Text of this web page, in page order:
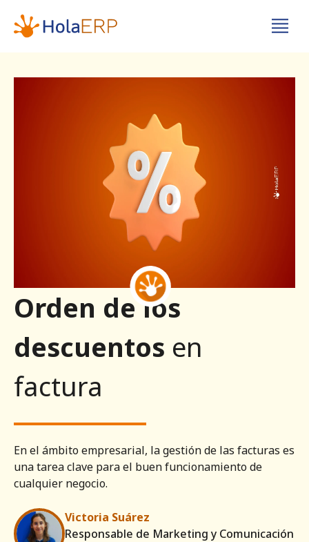
Orden de los
descuentos en
factura
En el ámbito empresarial, la gestión de las facturas es
una tarea clave para el buen funcionamiento de
cualquier negocio.
Victoria Suárez
Responsable de Marketing y Comunicación